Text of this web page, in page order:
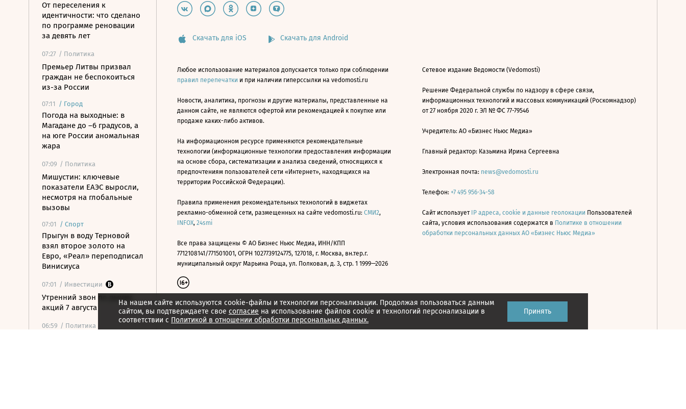
От переселения к
идентичности: что сделано
по программе реновации
за девять лет
07:27 / Политика
Премьер Литвы призвал
граждан не беспокоиться
из-за России
07:11 / Город
Погода на выходные: в
Магадане до –6 градусов, а
на юге России аномальная
жара
07:09 / Политика
Мишустин: ключевые
показатели ЕАЭС выросли,
несмотря на глобальные
вызовы
07:01 / Спорт
Прыгун в воду Терновой
взял второе золото на
Евро, «Реал» переподписал
Винисиуса
07:01 / Инвестиции
Утренний звон по рынку
акций 7 августа
06:59 / Политика
На нашем сайте используются cookie-файлы и технологии персонализации. Продолжая пользоваться данным
сайтом, вы подтверждаете свое согласие на использование файлов cookie и технологий персонализации в
соответствии с Политикой в отношении обработки персональных данных.
Принять
Скачать для iOS Скачать для Android
Любое использование материалов допускается только при соблюдении
правил перепечатки и при наличии гиперссылки на vedomosti.ru
Новости, аналитика, прогнозы и другие материалы, представленные на
данном сайте, не являются офертой или рекомендацией к покупке или
продаже каких-либо активов.
На информационном ресурсе применяются рекомендательные
технологии (информационные технологии предоставления информации
на основе сбора, систематизации и анализа сведений, относящихся к
предпочтениям пользователей сети «Интернет», находящихся на
территории Российской Федерации).
Правила применения рекомендательных технологий в виджетах
рекламно-обменной сети, размещенных на сайте vedomosti.ru: СМИ2,
INFOX, 24smi
Все права защищены © АО Бизнес Ньюс Медиа, ИНН/КПП
7712108141/771501001, ОГРН 1027739124775, 127018, г. Москва, вн.тер.г.
муниципальный округ Марьина Роща, ул. Полковая, д. 3, стр. 1 1999—2026
Сетевое издание Ведомости (Vedomosti)
Решение Федеральной службы по надзору в сфере связи,
информационных технологий и массовых коммуникаций (Роскомнадзор)
от 27 ноября 2020 г. ЭЛ № ФС 77-79546
Учредитель: АО «Бизнес Ньюс Медиа»
Главный редактор: Казьмина Ирина Сергеевна
Электронная почта: news@vedomosti.ru
Телефон: +7 495 956-34-58
Сайт использует IP адреса, cookie и данные геолокации Пользователей
сайта, условия использования содержатся в Политике в отношении
обработки персональных данных АО «Бизнес Ньюс Медиа»